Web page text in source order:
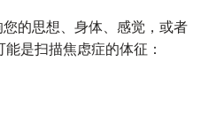
的思想、身体、感觉，或者
是扫描焦虑症的体征：